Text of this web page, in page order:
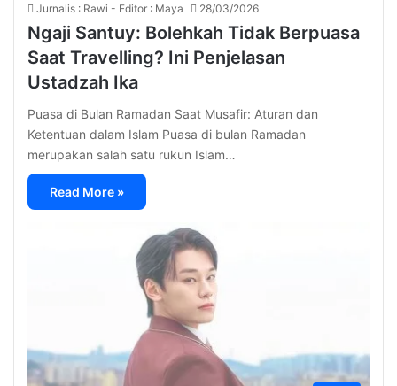
Jurnalis : Rawi - Editor : Maya 28/03/2026
Ngaji Santuy: Bolehkah Tidak Berpuasa
Saat Travelling? Ini Penjelasan
Ustadzah Ika
Puasa di Bulan Ramadan Saat Musafir: Aturan dan
Ketentuan dalam Islam Puasa di bulan Ramadan
merupakan salah satu rukun Islam…
Read More »